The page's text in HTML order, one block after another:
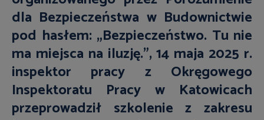
dla Bezpieczeństwa w Budownictwie
pod hasłem: „Bezpieczeństwo. Tu nie
ma miejsca na iluzję.”, 14 maja 2025 r.
inspektor pracy z Okręgowego
Inspektoratu Pracy w Katowicach
przeprowadził szkolenie z zakresu